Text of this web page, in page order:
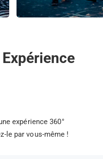
expérience 360°
le par vous-même !